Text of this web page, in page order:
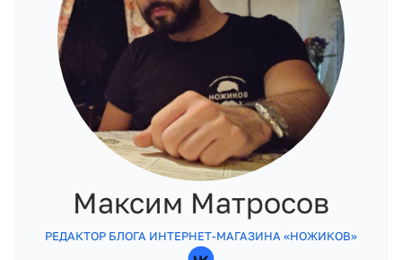
Максим Матросов
РЕДАКТОР БЛОГА ИНТЕРНЕТ-МАГАЗИНА «НОЖИКОВ»